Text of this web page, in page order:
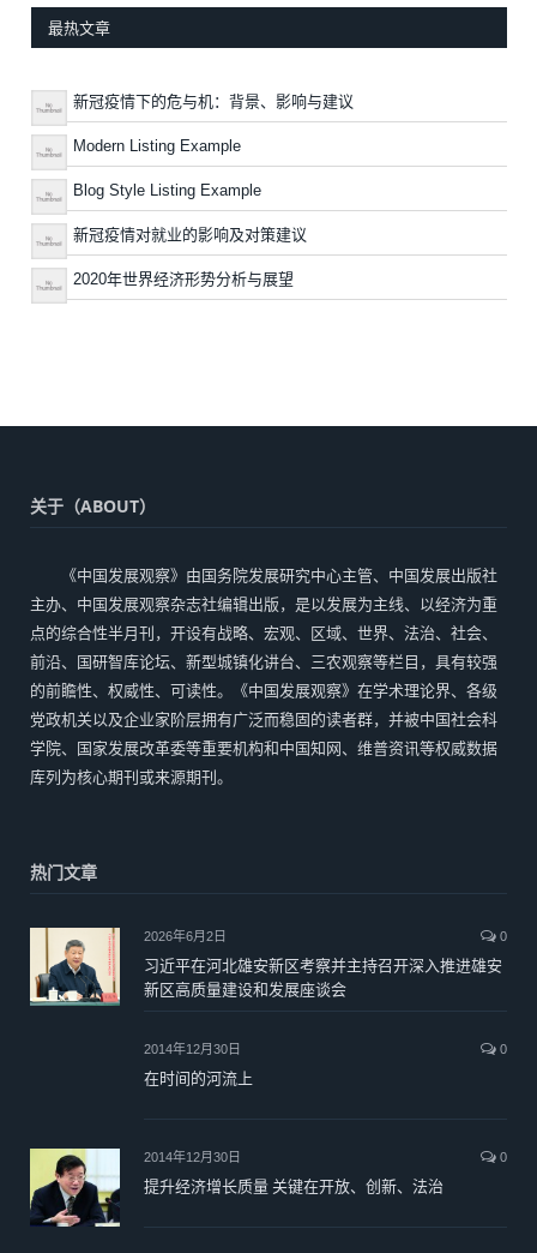
最热文章
新冠疫情下的危与机：背景、影响与建议
Modern Listing Example
Blog Style Listing Example
新冠疫情对就业的影响及对策建议
2020年世界经济形势分析与展望
关于（ABOUT）
《中国发展观察》由国务院发展研究中心主管、中国发展出版社
主办、中国发展观察杂志社编辑出版，是以发展为主线、以经济为重
点的综合性半月刊，开设有战略、宏观、区域、世界、法治、社会、
前沿、国研智库论坛、新型城镇化讲台、三农观察等栏目，具有较强
的前瞻性、权威性、可读性。《中国发展观察》在学术理论界、各级
党政机关以及企业家阶层拥有广泛而稳固的读者群，并被中国社会科
学院、国家发展改革委等重要机构和中国知网、维普资讯等权威数据
库列为核心期刊或来源期刊。
热门文章
2026年6月2日 0
习近平在河北雄安新区考察并主持召开深入推进雄安
新区高质量建设和发展座谈会
2014年12月30日 0
在时间的河流上
2014年12月30日 0
提升经济增长质量 关键在开放、创新、法治